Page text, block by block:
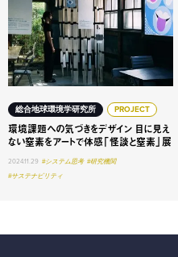
総合地球環境学研究所 PROJECT
環境課題への気づきをデザイン 目に見え
ない窒素をアートで体感「怪談と窒素」展
2024.11.29 #システム思考 #研究機関
#サステナビリティ